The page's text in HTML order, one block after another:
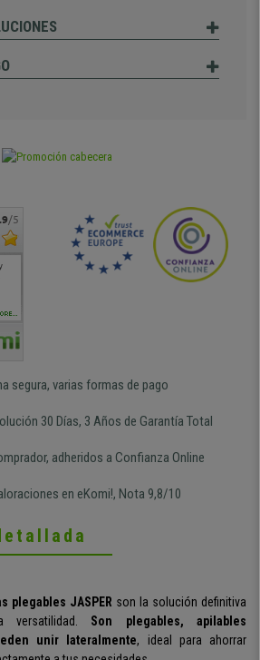
/5
Muy buena atención de
cara al asesoramiento
Si estoy contento
segura, varias formas de pago
30 Días, 3 Años de Garantía Total
adheridos a Confianza Online
en eKomi!, Nota 9,8/10
plegables JASPER son la solución definitiva
versatilidad. Son plegables, apilables
unir lateralmente, ideal para ahorrar